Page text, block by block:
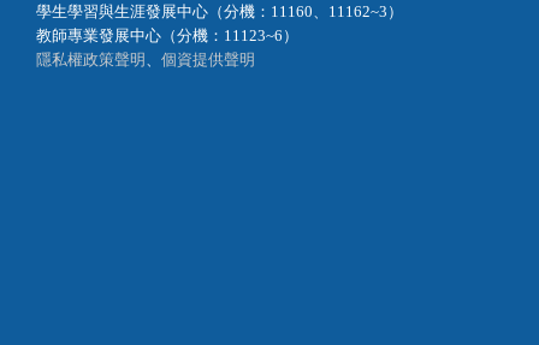
學生學習與生涯發展中心（分機：11160、11162~3）
教師專業發展中心（分機：11123~6）
隱私權政策聲明
個資提供聲明